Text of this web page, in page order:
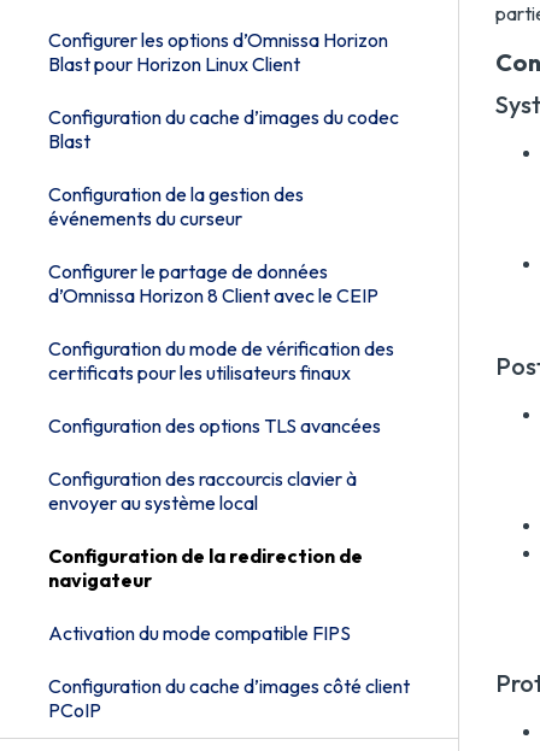
Configurer les options d’Omnissa Horizon
Blast pour Horizon Linux Client
Configuration du cache d’images du codec
Blast
Configuration de la gestion des
événements du curseur
Configurer le partage de données
d’Omnissa Horizon 8 Client avec le CEIP
Configuration du mode de vérification des
certificats pour les utilisateurs finaux
Configuration des options TLS avancées
Configuration des raccourcis clavier à
envoyer au système local
Configuration de la redirection de
navigateur
Activation du mode compatible FIPS
Configuration du cache d’images côté client
PCoIP